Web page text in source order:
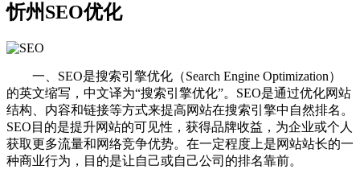
忻州SEO优化
一、SEO是搜索引擎优化（Search Engine Optimization）
的英文缩写，中文译为“搜索引擎优化”。SEO是通过优化网站
结构、内容和链接等方式来提高网站在搜索引擎中自然排名。
SEO目的是提升网站的可见性，获得品牌收益，为企业或个人
获取更多流量和网络竞争优势。在一定程度上是网站站长的一
种商业行为，目的是让自己或自己公司的排名靠前。